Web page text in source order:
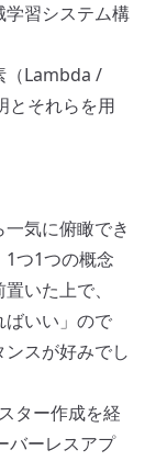
学習システム構
（Lambda /
とそれらを用
気に俯瞰でき
1つ1つの概念
いた上で、
ばいい」ので
ンスが好みでし
ター作成を経
バーレスアプ